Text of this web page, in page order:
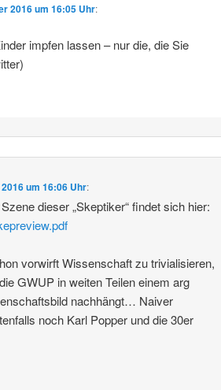
2016 um 16:05 Uhr:
impfen lassen – nur die, die Sie
um 16:06 Uhr:
dieser „Skeptiker“ findet sich hier:
vorwirft Wissenschaft zu trivialisieren,
GWUP in weiten Teilen einem arg
nachhängt… Naiver
noch Karl Popper und die 30er